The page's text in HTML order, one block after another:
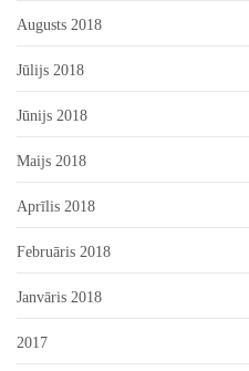
Augusts 2018
Jūlijs 2018
Jūnijs 2018
Maijs 2018
Aprīlis 2018
Februāris 2018
Janvāris 2018
2017